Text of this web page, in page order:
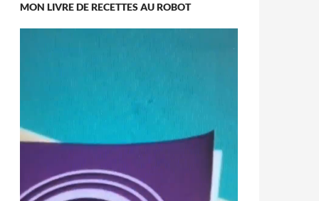
MON LIVRE DE RECETTES AU ROBOT